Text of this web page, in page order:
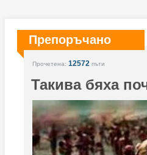
Препоръчано
Прочетена: 12572 пъти
Такива бяха